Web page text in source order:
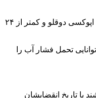
زمان خشک شدن بستگی به نوع چسب و شرایط محیط دارد. رعایت زمان ۱۲ تا ۲۴ ساعت برای چسب سیلیکونی، ۲۴ تا ۴۸ ساعت برای چسب اپوکسی دوقلو و کمتر از ۲۴
تحمل فشار آب را
یا تاریخ انقضایشان